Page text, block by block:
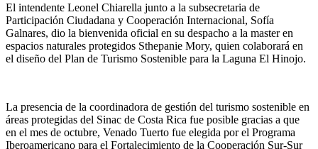
El intendente Leonel Chiarella junto a la subsecretaria de
Participación Ciudadana y Cooperación Internacional, Sofía
Galnares, dio la bienvenida oficial en su despacho a la master en
espacios naturales protegidos Sthepanie Mory, quien colaborará en
el diseño del Plan de Turismo Sostenible para la Laguna El Hinojo.
La presencia de la coordinadora de gestión del turismo sostenible en
áreas protegidas del Sinac de Costa Rica fue posible gracias a que
en el mes de octubre, Venado Tuerto fue elegida por el Programa
Iberoamericano para el Fortalecimiento de la Cooperación Sur-Sur